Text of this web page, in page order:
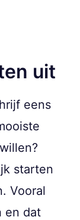
uit
eens
starten
Vooral
en dat